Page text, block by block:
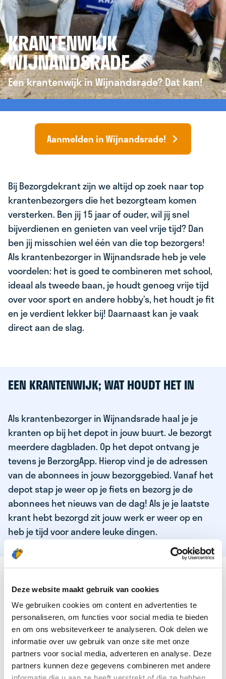
Deze website maakt gebruik van cookies
We gebruiken cookies om content en advertenties te
personaliseren, om functies voor social media te bieden
en om ons websiteverkeer te analyseren. Ook delen we
informatie over uw gebruik van onze site met onze
partners voor social media, adverteren en analyse. Deze
partners kunnen deze gegevens combineren met andere
KRANTENWIJK
WIJNANDSRADE
Een krantenwijk in Wijnandsrade? Dat kan!
Aanmelden in Wijnandsrade!
Bij Bezorgdekrant zijn we altijd op zoek naar top
krantenbezorgers die het bezorgteam komen
versterken. Ben jij 15 jaar of ouder, wil jij snel
bijverdienen en genieten van veel vrije tijd? Dan
ben jij misschien wel één van die top bezorgers!
Als krantenbezorger in Wijnandsrade heb je vele
voordelen: het is goed te combineren met school,
ideaal als tweede baan, je houdt genoeg vrije tijd
over voor sport en andere hobby’s, het houdt je fit
en je verdient lekker bij! Daarnaast kan je vaak
direct aan de slag.
EEN KRANTENWIJK; WAT HOUDT HET IN
Als krantenbezorger in Wijnandsrade haal je je
kranten op bij het depot in jouw buurt. Je bezorgt
meerdere dagbladen. Op het depot ontvang je
tevens je BerzorgApp. Hierop vind je de adressen
van de abonnees in jouw bezorggebied. Vanaf het
depot stap je weer op je fiets en bezorg je de
abonnees het nieuws van de dag! Als je je laatste
krant hebt bezorgd zit jouw werk er weer op en
heb je tijd voor andere leuke dingen.
DEZE KWALITEITEN HEEFT ONZE TOP
KRANTENBEZORGER
Je bent verantwoordelijk en zelfstandig
Je houdt van lekker bewegen in de frisse lucht
Je houdt vooral van fijn werk dat lekker bijverdient!
Je wordt blij van het bezorgen van het laatste nieuws